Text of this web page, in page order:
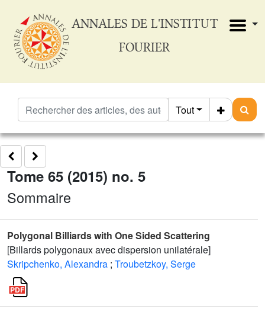
ANNALES DE L'INSTITUT
FOURIER
Tout
Tome 65 (2015) no. 5
Sommaire
Polygonal Billiards with One Sided Scattering
[Billards polygonaux avec dispersion unilatérale]
Skripchenko, Alexandra ; Troubetzkoy, Serge